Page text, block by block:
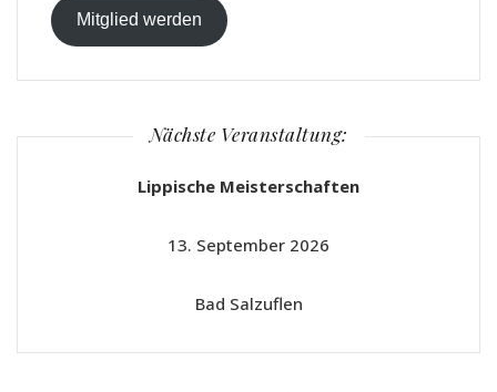
Mitglied werden
Nächste Veranstaltung:
Lippische Meisterschaften
13. September 2026
Bad Salzuflen